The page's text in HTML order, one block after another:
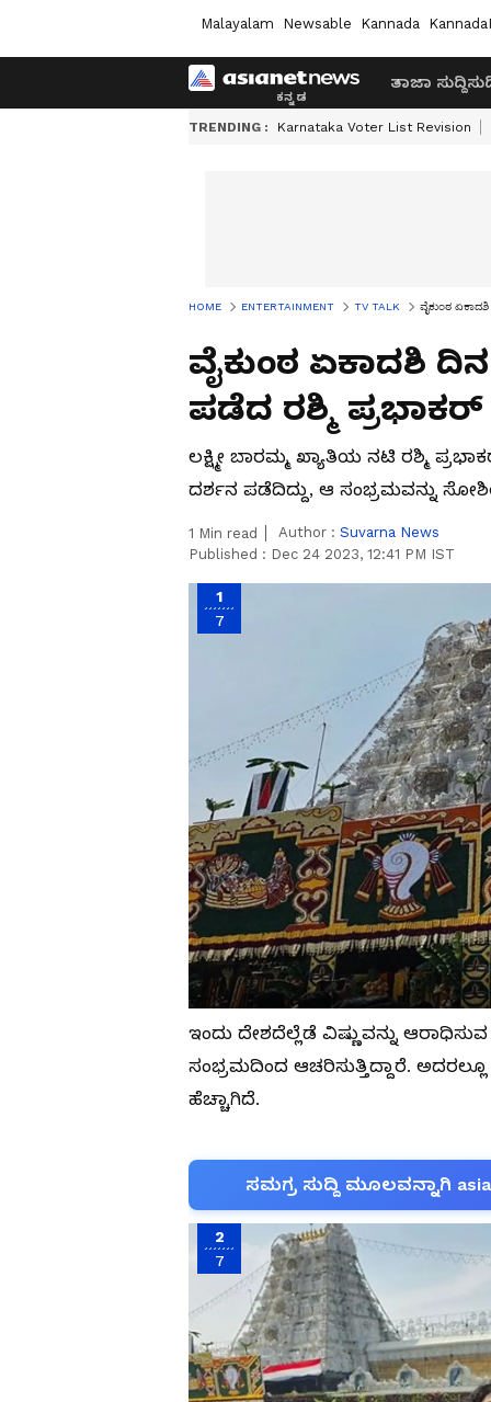
Malayalam Newsable Kannada
ತಾಜಾ ಸುದ್ದಿ
TRENDING : Karnataka Voter List Revision
HOME ENTERTAINMENT TV TALK ವೈಕುಂಠ
ವೈಕುಂಠ ಏಕಾದಶಿ
ಪಡೆದ ರಶ್ಮಿ
ಲಕ್ಷ್ಮೀ ಬಾರಮ್ಮ ಖ್ಯಾತಿಯ ನಟಿ ರಶ್ಮಿ
ದರ್ಶನ ಪಡೆದಿದ್ದು, ಆ ಸಂಭ್ರಮವನ್ನು
1 Min read Author : Suvarna News
Published : Dec 24 2023, 12:41 PM IST
1
7
ಇಂದು ದೇಶದೆಲ್ಲೆಡೆ ವಿಷ್ಣುವನ್ನು
ಸಂಭ್ರಮದಿಂದ ಆಚರಿಸುತ್ತಿದ್ದಾರೆ.
ಹೆಚ್ಚಾಗಿದೆ.
ಸಮಗ್ರ ಸುದ್ದಿ ಮೂಲವನ್ನಾಗಿ
2
7